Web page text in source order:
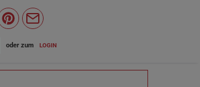
oder zum LOGIN